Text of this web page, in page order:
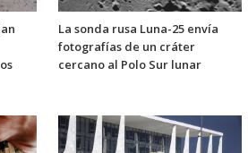
La sonda rusa Luna-25 envía
fotografías de un cráter
cercano al Polo Sur lunar